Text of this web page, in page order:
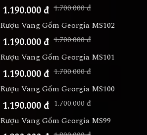
1.190.000 đ 1.700.000 đ
Rượu Vang Gốm Georgia MS102
1.190.000 đ 1.700.000 đ
Rượu Vang Gốm Georgia MS101
1.190.000 đ 1.700.000 đ
Rượu Vang Gốm Georgia MS100
1.190.000 đ 1.700.000 đ
Rượu Vang Gốm Georgia MS99